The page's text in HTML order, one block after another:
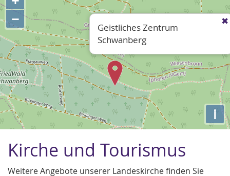
Geistliches Zentrum
Schwanberg
−
i
Kirche und Tourismus
Weitere Angebote unserer Landeskirche finden Sie